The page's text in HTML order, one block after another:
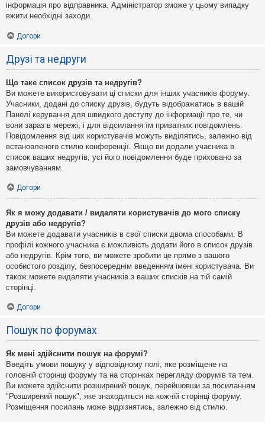
інформація про відправника. Адміністратор зможе у цьому випадку
вжити необхідні заходи.
Догори
Друзі та недруги
Що таке список друзів та недругів?
Ви можете використовувати ці списки для інших учасників форуму.
Учасники, додані до списку друзів, будуть відображатись в вашій
Панелі керування для швидкого доступу до інформації про те, чи
вони зараз в мережі, і для відсилання їм приватних повідомлень.
Повідомлення від цих користувачів можуть виділятись, залежно від
встановленого стилю конференції. Якщо ви додали учасника в
список ваших недругів, усі його повідомлення буде приховано за
замовчуванням.
Догори
Як я можу додавати / видаляти користувачів до мого списку
друзів або недругів?
Ви можете додавати учасників в свої списки двома способами. В
профілі кожного учасника є можливість додати його в список друзів
або недругів. Крім того, ви можете зробити це прямо з вашого
особистого розділу, безпосереднім введенням імені користувача. Ви
також можете видаляти учасників з ваших списків на тій самій
сторінці.
Догори
Пошук по форумах
Як мені здійснити пошук на форумі?
Введіть умови пошуку у відповідному полі, яке розміщене на
головній сторінці форуму та на сторінках перегляду форумів та тем.
Ви можете здійснити розширений пошук, перейшовши за посиланням
"Розширений пошук", яке знаходиться на кожній сторінці форуму.
Розміщення посилань може відрізнятись, залежно від стилю.